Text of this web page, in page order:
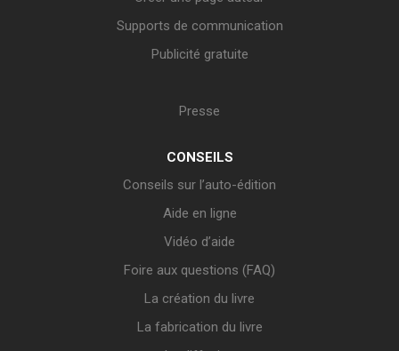
Supports de communication
Publicité gratuite
Presse
CONSEILS
Conseils sur l’auto-édition
Aide en ligne
Vidéo d’aide
Foire aux questions (FAQ)
La création du livre
La fabrication du livre